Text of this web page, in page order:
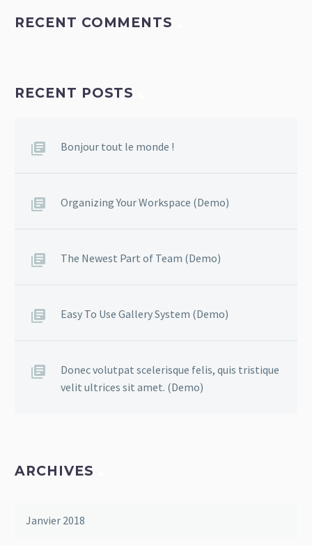
RECENT COMMENTS
RECENT POSTS
Bonjour tout le monde !
Organizing Your Workspace (Demo)
The Newest Part of Team (Demo)
Easy To Use Gallery System (Demo)
Donec volutpat scelerisque felis, quis tristique
velit ultrices sit amet. (Demo)
ARCHIVES
Janvier 2018